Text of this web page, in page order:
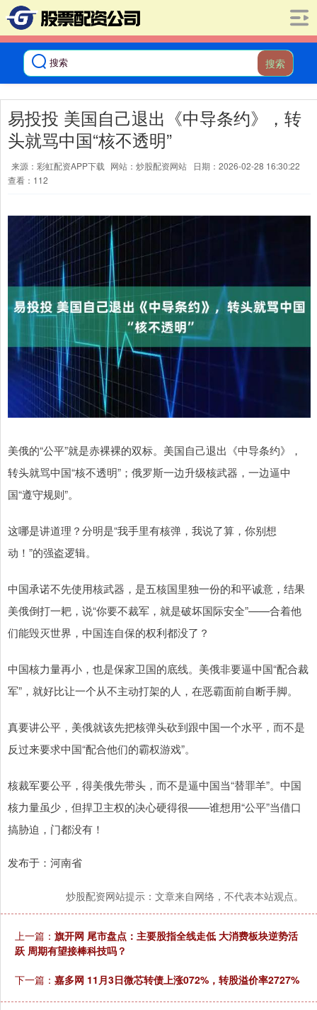
搜索
易投投 美国自己退出《中导条约》，转
头就骂中国“核不透明”
来源：彩虹配资APP下载 网站：炒股配资网站
日期：2026-02-28 16:30:22
查看：112
美俄的“公平”就是赤裸裸的双标。美国自己退出《中导条约》，
转头就骂中国“核不透明”；俄罗斯一边升级核武器，一边逼中
国“遵守规则”。
这哪是讲道理？分明是“我手里有核弹，我说了算，你别想
动！”的强盗逻辑。
中国承诺不先使用核武器，是五核国里独一份的和平诚意，结果
美俄倒打一耙，说“你要不裁军，就是破坏国际安全”——合着他
们能毁灭世界，中国连自保的权利都没了？
中国核力量再小，也是保家卫国的底线。美俄非要逼中国“配合裁
军”，就好比让一个从不主动打架的人，在恶霸面前自断手脚。
真要讲公平，美俄就该先把核弹头砍到跟中国一个水平，而不是
反过来要求中国“配合他们的霸权游戏”。
核裁军要公平，得美俄先带头，而不是逼中国当“替罪羊”。中国
核力量虽少，但捍卫主权的决心硬得很——谁想用“公平”当借口
搞胁迫，门都没有！
发布于：河南省
炒股配资网站提示：文章来自网络，不代表本站观点。
上一篇： 旗开网 尾市盘点：主要股指全线走低 大消费板块逆势活
跃 周期有望接棒科技吗？
下一篇： 嘉多网 11月3日微芯转债上涨072%，转股溢价率2727%